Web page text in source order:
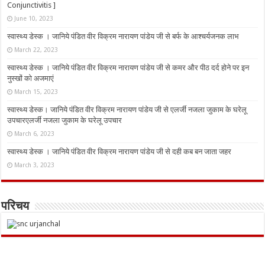
Conjunctivitis ]
June 10, 2023
स्वास्थ्य डेस्क । जानिये पंडित वीर विक्रम नारायण पांडेय जी से बर्फ के आश्चर्यजनक लाभ
March 22, 2023
स्वास्थ्य डेस्क । जानिये पंडित वीर विक्रम नारायण पांडेय जी से कमर और पीठ दर्द होने पर इन
नुस्‍खों को अजमाएं
March 15, 2023
स्वास्थ्य डेस्क। जानिये पंडित वीर विक्रम नारायण पांडेय जी से एलर्जी नजला जुकाम के घरेलू
उपचारएलर्जी नजला जुकाम के घरेलू उपचार
March 6, 2023
स्वास्थ्य डेस्क । जानिये पंडित वीर विक्रम नारायण पांडेय जी से दही कब बन जाता जहर
March 3, 2023
परिचय